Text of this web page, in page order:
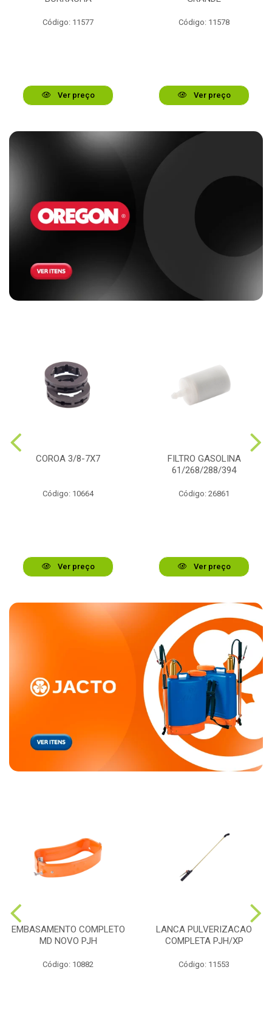
Código: 11577
Ver preço
Código: 11578
Ver preço
COROA 3/8-7X7
Código: 10664
Ver preço
FILTRO GASOLINA
61/268/288/394
Código: 26861
Ver preço
EMBASAMENTO COMPLETO
MD NOVO PJH
Código: 10882
LANCA PULVERIZACAO
COMPLETA PJH/XP
Código: 11553